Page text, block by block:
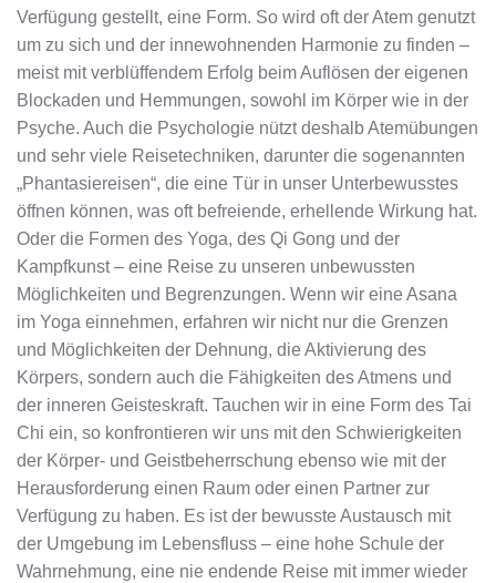
Verfügung gestellt, eine Form. So wird oft der Atem genutzt
um zu sich und der innewohnenden Harmonie zu finden –
meist mit verblüffendem Erfolg beim Auflösen der eigenen
Blockaden und Hemmungen, sowohl im Körper wie in der
Psyche. Auch die Psychologie nützt deshalb Atemübungen
und sehr viele Reisetechniken, darunter die sogenannten
„Phantasiereisen“, die eine Tür in unser Unterbewusstes
öffnen können, was oft befreiende, erhellende Wirkung hat.
Oder die Formen des Yoga, des Qi Gong und der
Kampfkunst – eine Reise zu unseren unbewussten
Möglichkeiten und Begrenzungen. Wenn wir eine Asana
im Yoga einnehmen, erfahren wir nicht nur die Grenzen
und Möglichkeiten der Dehnung, die Aktivierung des
Körpers, sondern auch die Fähigkeiten des Atmens und
der inneren Geisteskraft. Tauchen wir in eine Form des Tai
Chi ein, so konfrontieren wir uns mit den Schwierigkeiten
der Körper- und Geistbeherrschung ebenso wie mit der
Herausforderung einen Raum oder einen Partner zur
Verfügung zu haben. Es ist der bewusste Austausch mit
der Umgebung im Lebensfluss – eine hohe Schule der
Wahrnehmung, eine nie endende Reise mit immer wieder